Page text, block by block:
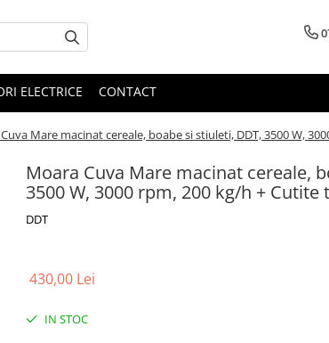
ELECTRICE CONTACT
Mare macinat cereale, boabe si stiuleti, DDT, 3500 W,
Moara Cuva Mare macinat cereale,
3500 W, 3000 rpm, 200 kg/h + Cutite
DDT
430,00 Lei
IN STOC